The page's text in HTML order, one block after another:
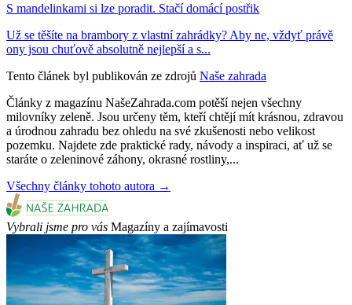
S mandelinkami si lze poradit. Stačí domácí postřik
Už se těšíte na brambory z vlastní zahrádky? Aby ne, vždyť právě
ony jsou chuťově absolutně nejlepší a s...
Tento článek byl publikován ze zdrojů Naše zahrada
Články z magazínu NašeZahrada.com potěší nejen všechny
milovníky zeleně. Jsou určeny těm, kteří chtějí mít krásnou, zdravou
a úrodnou zahradu bez ohledu na své zkušenosti nebo velikost
pozemku. Najdete zde praktické rady, návody a inspiraci, ať už se
staráte o zeleninové záhony, okrasné rostliny,...
Všechny články tohoto autora →
Vybrali jsme pro vás Magazíny a zajímavosti